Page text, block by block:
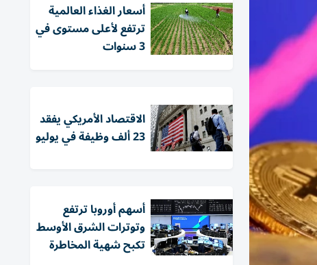
أسعار الغذاء العالمية
ترتفع لأعلى مستوى في
3 سنوات
الاقتصاد الأمريكي يفقد
23 ألف وظيفة في يوليو
أسهم أوروبا ترتفع
وتوترات الشرق الأوسط
تكبح شهية المخاطرة